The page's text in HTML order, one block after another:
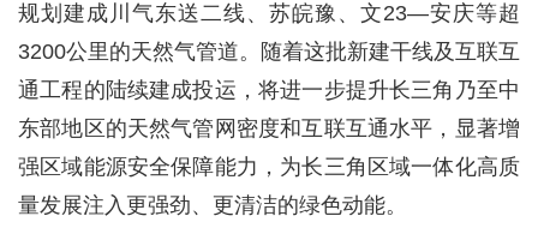
规划建成川气东送二线、苏皖豫、文23—安庆等超
3200公里的天然气管道。随着这批新建干线及互联互
通工程的陆续建成投运，将进一步提升长三角乃至中
东部地区的天然气管网密度和互联互通水平，显著增
强区域能源安全保障能力，为长三角区域一体化高质
量发展注入更强劲、更清洁的绿色动能。